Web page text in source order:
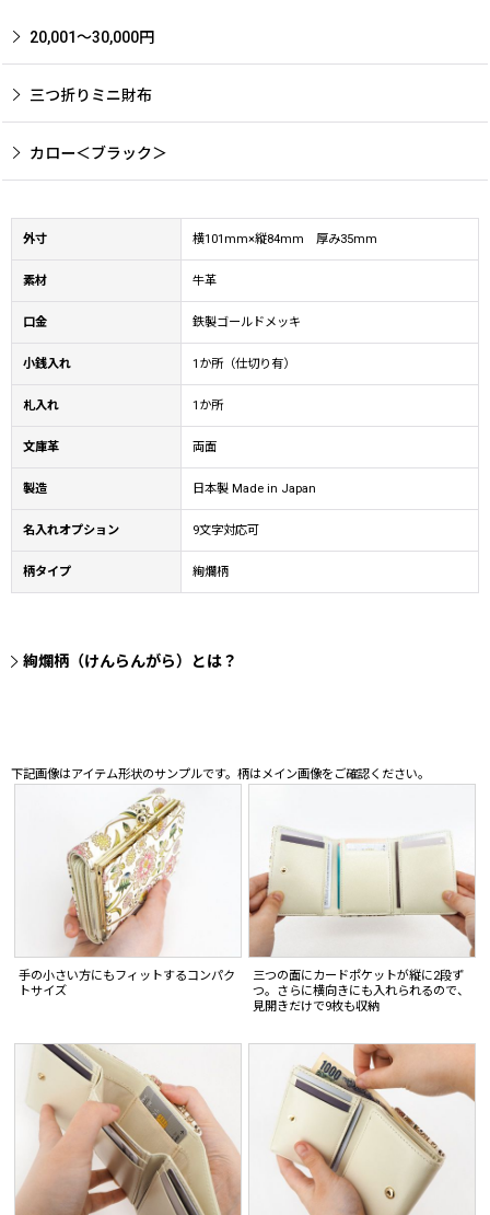
20,001〜30,000円
三つ折りミニ財布
カロー＜ブラック＞
外寸 横101mm×縦84mm 厚み35mm
素材 牛革
口金 鉄製ゴールドメッキ
小銭入れ 1か所（仕切り有）
札入れ 1か所
文庫革 両面
製造 日本製 Made in Japan
名入れオプション 9文字対応可
柄タイプ 絢爛柄
絢爛柄（けんらんがら）とは？
下記画像はアイテム形状のサンプルです。柄はメイン画像をご確認ください。
手の小さい方にもフィットするコンパク
トサイズ
三つの面にカードポケットが縦に2段ず
つ。さらに横向きにも入れられるので、
見開きだけで9枚も収納